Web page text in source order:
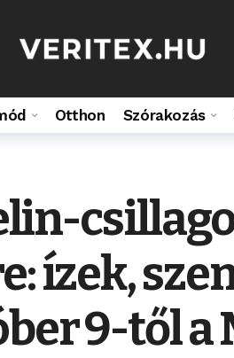
Otthon Szórakozás
ízek,
9-től a